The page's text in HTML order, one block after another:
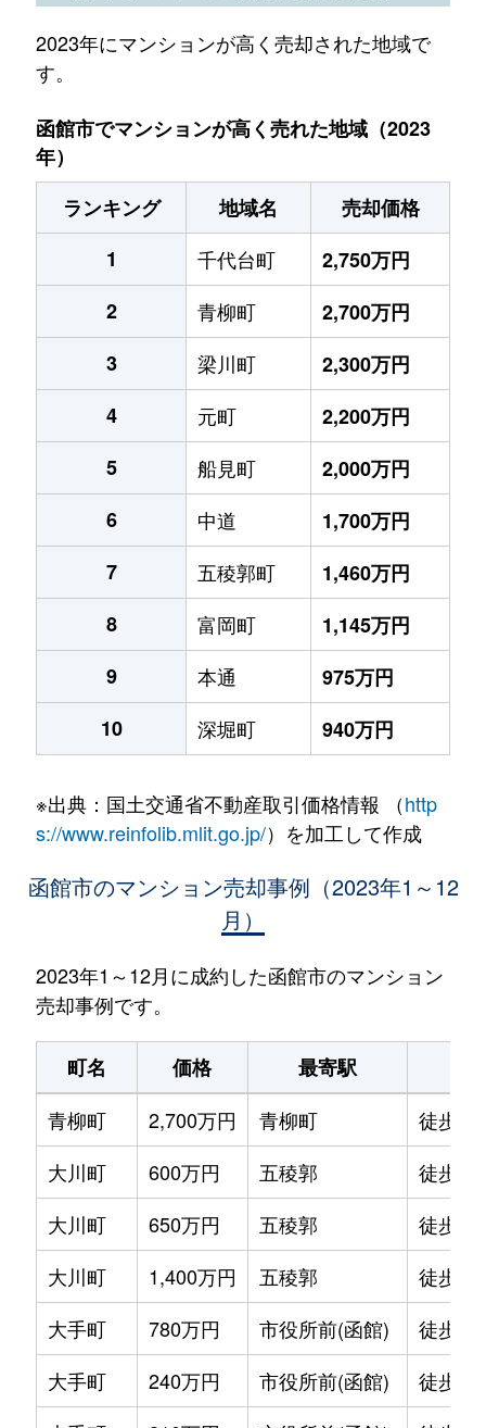
2023年にマンションが高く売却された地域で
す。
函館市でマンションが高く売れた地域（2023
年）
ランキング
地域名
売却価格
1
千代台町
2,750万円
2
青柳町
2,700万円
3
梁川町
2,300万円
4
元町
2,200万円
5
船見町
2,000万円
6
中道
1,700万円
7
五稜郭町
1,460万円
8
富岡町
1,145万円
9
本通
975万円
10
深堀町 940万円
※出典：国土交通省不動産取引価格情報 （http
s://www.reinfolib.mlit.go.jp/）を加工して作成
函館市のマンション売却事例（2023年1～12
月）
2023年1～12月に成約した函館市のマンション
売却事例です。
町名 価格 最寄駅
青柳町
2,700万円 青柳町
徒歩0
大川町
600万円 五稜郭
徒歩14
大川町
650万円 五稜郭
徒歩13
大川町
1,400万円 五稜郭
徒歩7
大手町
780万円 市役所前(函館)
徒歩2
大手町
240万円 市役所前(函館)
徒歩2